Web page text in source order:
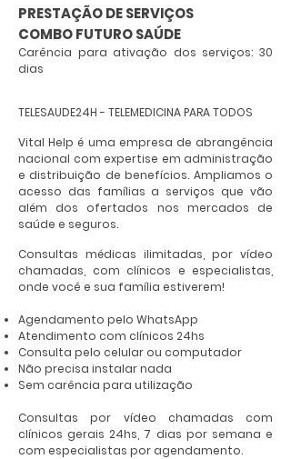
PRESTAÇÃO DE SERVIÇOS
COMBO FUTURO SAÚDE
Carência para ativação dos serviços: 30
dias
TELESAUDE24H - TELEMEDICINA PARA TODOS
Vital Help é uma empresa de abrangência
nacional com expertise em administração
e distribuição de benefícios. Ampliamos o
acesso das famílias a serviços que vão
além dos ofertados nos mercados de
saúde e seguros.
Consultas médicas ilimitadas, por vídeo
chamadas, com clínicos e especialistas,
onde você e sua família estiverem!​
Agendamento pelo WhatsApp
Atendimento com clínicos 24hs
Consulta pelo celular ou computador
Não precisa instalar nada
Sem carência para utilização
Consultas por vídeo chamadas com
clínicos gerais 24hs, 7 dias por semana e
com especialistas por agendamento.